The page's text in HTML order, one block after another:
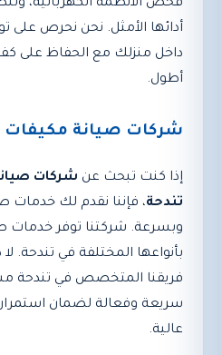
فحص الأنظمة الكهربائية،
أدائها الأمثل. نحن نحرص على
داخل منزلك مع الحفاظ على
أطول.
شركات صيانة مكيفات
إذا كنت تبحث عن شركات
تندحة، فإننا نقدم لك
وبسرعة. شركتنا توفر خدمات
بأنواعها المختلفة في تندحة.
فريقنا المتخصص في تندحة
سريعة وفعالة لضمان
عالية.